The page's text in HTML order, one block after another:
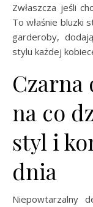
Zwłaszcza jeśli
To właśnie bluzki
garderoby,
stylu każdej
Czarna
na co
styl i
dnia
Niepowtarzalny